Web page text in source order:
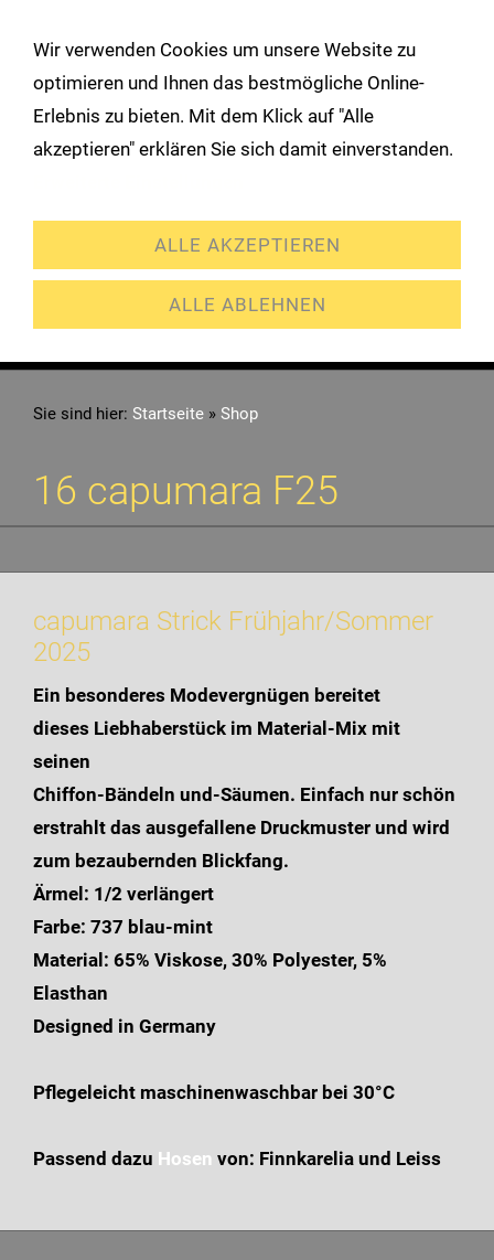
Navigation öffnen
Sie sind hier: Startseite » Shop
16 capumara F25
capumara Strick Frühjahr/Sommer
2025
Ein besonderes Modevergnügen bereitet
dieses Liebhaberstück im Material-Mix mit
seinen
Chiffon-Bändeln und-Säumen. Einfach nur schön
erstrahlt das ausgefallene Druckmuster und wird
zum bezaubernden Blickfang.
Ärmel: 1/2 verlängert
Farbe: 737 blau-mint
Material: 65% Viskose, 30% Polyester, 5%
Elasthan
Designed in Germany
Pflegeleicht maschinenwaschbar bei 30°C
Passend dazu Hosen von: Finnkarelia und Leiss
Wir verwenden Cookies um unsere Website zu
optimieren und Ihnen das bestmögliche Online-
Erlebnis zu bieten. Mit dem Klick auf "Alle
akzeptieren" erklären Sie sich damit einverstanden.
ALLE AKZEPTIEREN
ALLE ABLEHNEN